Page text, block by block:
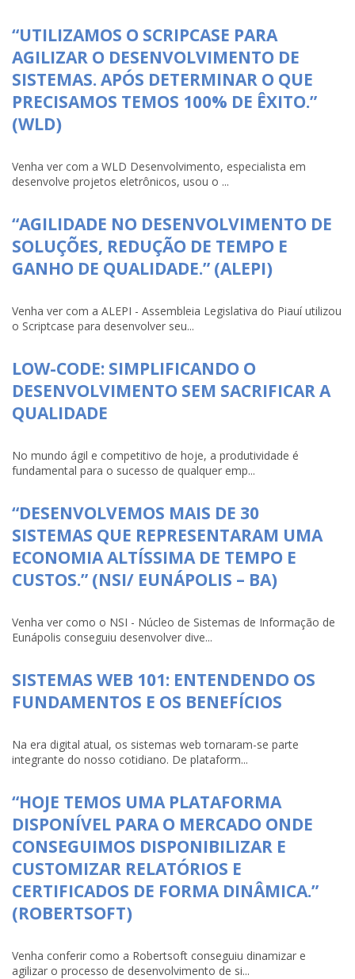
“UTILIZAMOS O SCRIPCASE PARA
AGILIZAR O DESENVOLVIMENTO DE
SISTEMAS. APÓS DETERMINAR O QUE
PRECISAMOS TEMOS 100% DE ÊXITO.”
(WLD)
Venha ver com a WLD Desenvolvimento, especialista em
desenvolve projetos eletrônicos, usou o ...
“AGILIDADE NO DESENVOLVIMENTO DE
SOLUÇÕES, REDUÇÃO DE TEMPO E
GANHO DE QUALIDADE.” (ALEPI)
Venha ver com a ALEPI - Assembleia Legislativa do Piauí utilizou
o Scriptcase para desenvolver seu...
LOW-CODE: SIMPLIFICANDO O
DESENVOLVIMENTO SEM SACRIFICAR A
QUALIDADE
No mundo ágil e competitivo de hoje, a produtividade é
fundamental para o sucesso de qualquer emp...
“DESENVOLVEMOS MAIS DE 30
SISTEMAS QUE REPRESENTARAM UMA
ECONOMIA ALTÍSSIMA DE TEMPO E
CUSTOS.” (NSI/ EUNÁPOLIS – BA)
Venha ver como o NSI - Núcleo de Sistemas de Informação de
Eunápolis conseguiu desenvolver dive...
SISTEMAS WEB 101: ENTENDENDO OS
FUNDAMENTOS E OS BENEFÍCIOS
Na era digital atual, os sistemas web tornaram-se parte
integrante do nosso cotidiano. De plataform...
“HOJE TEMOS UMA PLATAFORMA
DISPONÍVEL PARA O MERCADO ONDE
CONSEGUIMOS DISPONIBILIZAR E
CUSTOMIZAR RELATÓRIOS E
CERTIFICADOS DE FORMA DINÂMICA.”
(ROBERTSOFT)
Venha conferir como a Robertsoft conseguiu dinamizar e
agilizar o processo de desenvolvimento de si...